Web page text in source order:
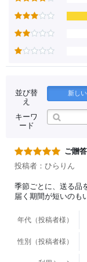
並び替
え
新し
キーワ
ード
ご贈
投稿者：ひらりん
季節ごとに、送る品
届く期間が短いのも
年代（投稿者様）
性別（投稿者様）